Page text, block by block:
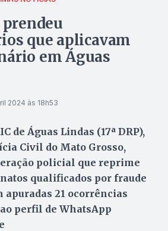
que aplicavam
em Águas
2024 às 18h53
de Águas Lindas (17ª DRP),
Civil do Mato Grosso,
policial que reprime
qualificados por fraude
apuradas 21 ocorrências
perfil de WhatsApp